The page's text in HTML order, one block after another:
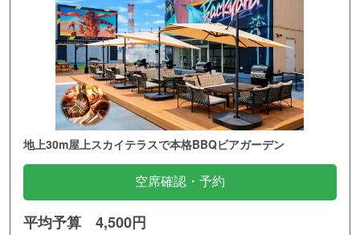
地上30m屋上スカイテラスで本格BBQビアガーデン
空席確認・予約
平均予算 4,500円